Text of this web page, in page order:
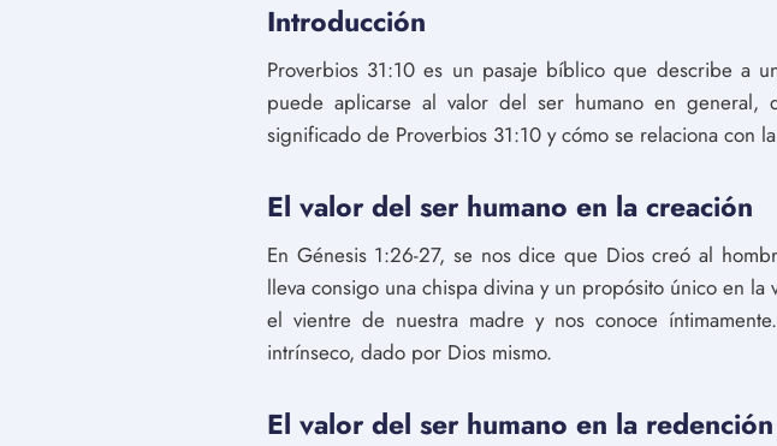
Introducción
Proverbios 31:10 es un pasaje bíblico que describe a
puede aplicarse al valor del ser humano en general,
significado de Proverbios 31:10 y cómo se relaciona con
El valor del ser humano en la creación
En Génesis 1:26-27, se nos dice que Dios creó al
lleva consigo una chispa divina y un propósito único en
el vientre de nuestra madre y nos conoce
intrínseco, dado por Dios mismo.
El valor del ser humano en la redención